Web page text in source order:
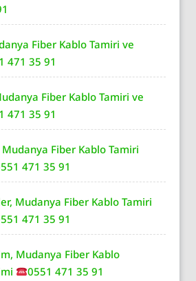
Fiber Kablo Tamiri ve
471 35 91
Fiber Kablo Tamiri ve
471 35 91
Mudanya Fiber Kablo Tamiri
471 35 91
Mudanya Fiber Kablo Tamiri
471 35 91
Mudanya Fiber Kablo
0551 471 35 91